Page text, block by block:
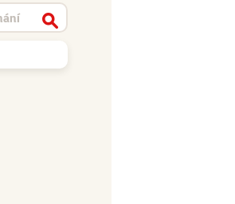
Vyhledat